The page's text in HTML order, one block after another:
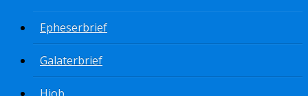
Epheserbrief
Galaterbrief